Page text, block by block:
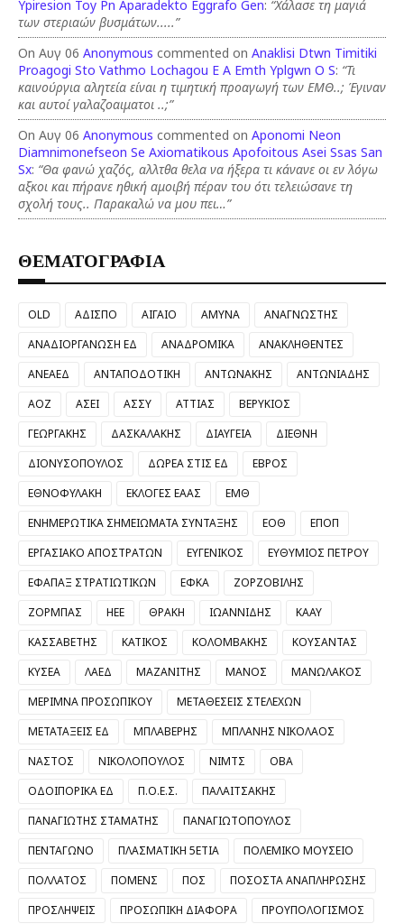
Ypiresion Toy Pn Aparadekto Eggrafo Gen: “Χάλασε τη μαγιά
των στεριαών βυσμάτων.....”
On Αυγ 06 Anonymous commented on Anaklisi Dtwn Timitiki
Proagogi Sto Vathmo Lochagou E A Emth Yplgwn O S: “Τι
καινούργια αλητεία είναι η τιμητική προαγωγή των ΕΜΘ..; Έγιναν
και αυτοί γαλαζοαιματοι ..;”
On Αυγ 06 Anonymous commented on Aponomi Neon
Diamnimonefseon Se Axiomatikous Apofoitous Asei Ssas San
Sx: “Θα φανώ χαζός, αλλτθα θελα να ήξερα τι κάνανε οι εν λόγω
αξκοι και πήρανε ηθική αμοιβή πέραν του ότι τελειώσανε τη
σχολή τους.. Παρακαλώ να μου πει…”
ΘΕΜΑΤΟΓΡΑΦΙΑ
OLD ΑΔΙΣΠΟ ΑΙΓΑΙΟ ΑΜΥΝΑ
ΑΝΑΓΝΩΣΤΗΣ
ΑΝΑΔΙΟΡΓΑΝΩΣΗ ΕΔ
ΑΝΑΔΡΟΜΙΚΑ
ΑΝΑΚΛΗΘΕΝΤΕΣ
ΑΝΕΑΕΔ
ΑΝΤΑΠΟΔΟΤΙΚΗ ΑΝΤΩΝΑΚΗΣ
ΑΝΤΩΝΙΑΔΗΣ
ΑΟΖ
ΑΣΕΙ ΑΣΣΥ ΑΤΤΙΑΣ
ΒΕΡΥΚΙΟΣ
ΓΕΩΡΓΑΚΗΣ
ΔΑΣΚΑΛΑΚΗΣ ΔΙΑΥΓΕΙΑ
ΔΙΕΘΝΗ
ΔΙΟΝΥΣΟΠΟΥΛΟΣ
ΔΩΡΕΑ ΣΤΙΣ ΕΔ
ΕΒΡΟΣ
ΕΘΝΟΦΥΛΑΚΗ
ΕΚΛΟΓΕΣ ΕΑΑΣ
ΕΜΘ
ΕΝΗΜΕΡΩΤΙΚΑ ΣΗΜΕΙΩΜΑΤΑ ΣΥΝΤΑΞΗΣ
ΕΟΘ
ΕΠΟΠ
ΕΡΓΑΣΙΑΚΟ ΑΠΟΣΤΡΑΤΩΝ
ΕΥΓΕΝΙΚΟΣ
ΕΥΘΥΜΙΟΣ ΠΕΤΡΟΥ
ΕΦΑΠΑΞ ΣΤΡΑΤΙΩΤΙΚΩΝ
ΕΦΚΑ
ΖΟΡΖΟΒΙΛΗΣ
ΖΟΡΜΠΑΣ
ΗΕΕ ΘΡΑΚΗ ΙΩΑΝΝΙΔΗΣ
ΚΑΑΥ
ΚΑΣΣΑΒΕΤΗΣ
ΚΑΤΙΚΟΣ ΚΟΛΟΜΒΑΚΗΣ
ΚΟΥΣΑΝΤΑΣ
ΚΥΣΕΑ
ΛΑΕΔ ΜΑΖΑΝΙΤΗΣ ΜΑΝΟΣ
ΜΑΝΩΛΑΚΟΣ
ΜΕΡΙΜΝΑ ΠΡΟΣΩΠΙΚΟΥ
ΜΕΤΑΘΕΣΕΙΣ ΣΤΕΛΕΧΩΝ
ΜΕΤΑΤΑΞΕΙΣ ΕΔ
ΜΠΛΑΒΕΡΗΣ
ΜΠΛΑΝΗΣ ΝΙΚΟΛΑΟΣ
ΝΑΣΤΟΣ
ΝΙΚΟΛΟΠΟΥΛΟΣ ΝΙΜΤΣ
ΟΒΑ
ΟΔΟΙΠΟΡΙΚΑ ΕΔ
Π.Ο.Ε.Σ.
ΠΑΛΑΙΤΣΑΚΗΣ
ΠΑΝΑΓΙΩΤΗΣ ΣΤΑΜΑΤΗΣ
ΠΑΝΑΓΙΩΤΟΠΟΥΛΟΣ
ΠΕΝΤΑΓΩΝΟ
ΠΛΑΣΜΑΤΙΚΗ 5ΕΤΙΑ
ΠΟΛΕΜΙΚΟ ΜΟΥΣΕΙΟ
ΠΟΛΛΑΤΟΣ
ΠΟΜΕΝΣ ΠΟΣ
ΠΟΣΟΣΤΑ ΑΝΑΠΛΗΡΩΣΗΣ
ΠΡΟΣΛΗΨΕΙΣ
ΠΡΟΣΩΠΙΚΗ ΔΙΑΦΟΡΑ ΠΡΟΥΠΟΛΟΓΙΣΜΟΣ